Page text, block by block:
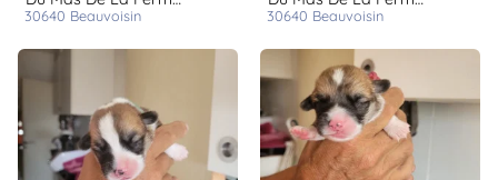
30640 beauvoisin 30640 beauvoisin